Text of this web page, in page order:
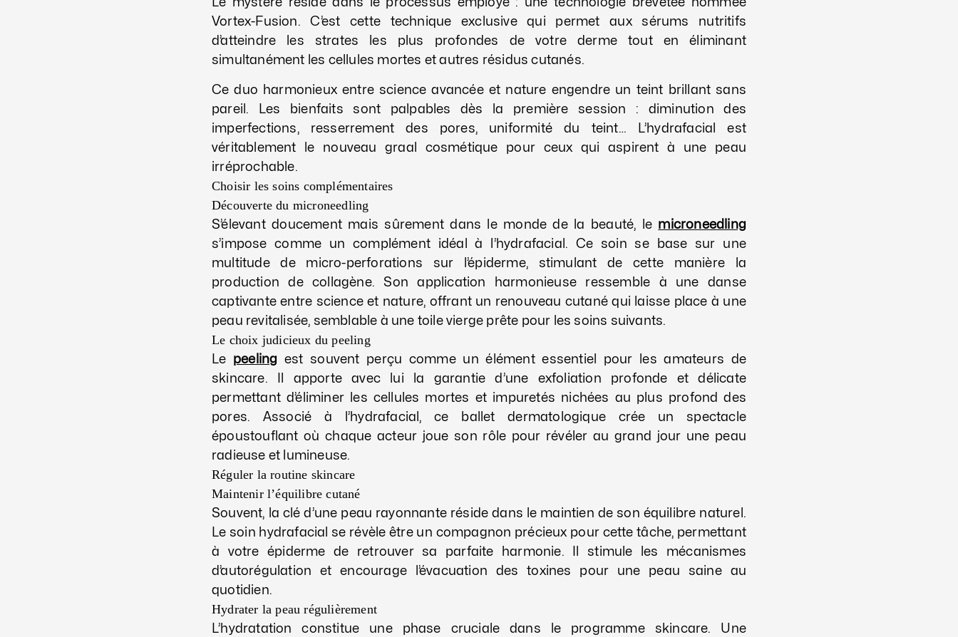
Le mystère réside dans le processus employé : une technologie brevetée nommée
Vortex-Fusion. C’est cette technique exclusive qui permet aux sérums nutritifs
d’atteindre les strates les plus profondes de votre derme tout en éliminant
simultanément les cellules mortes et autres résidus cutanés.
Ce duo harmonieux entre science avancée et nature engendre un teint brillant sans
pareil. Les bienfaits sont palpables dès la première session : diminution des
imperfections, resserrement des pores, uniformité du teint… L’hydrafacial est
véritablement le nouveau graal cosmétique pour ceux qui aspirent à une peau
irréprochable.
Choisir les soins complémentaires
Découverte du microneedling
S’élevant doucement mais sûrement dans le monde de la beauté, le microneedling
s’impose comme un complément idéal à l’hydrafacial. Ce soin se base sur une
multitude de micro-perforations sur l’épiderme, stimulant de cette manière la
production de collagène. Son application harmonieuse ressemble à une danse
captivante entre science et nature, offrant un renouveau cutané qui laisse place à une
peau revitalisée, semblable à une toile vierge prête pour les soins suivants.
Le choix judicieux du peeling
Le peeling est souvent perçu comme un élément essentiel pour les amateurs de
skincare. Il apporte avec lui la garantie d’une exfoliation profonde et délicate
permettant d’éliminer les cellules mortes et impuretés nichées au plus profond des
pores. Associé à l’hydrafacial, ce ballet dermatologique crée un spectacle
époustouflant où chaque acteur joue son rôle pour révéler au grand jour une peau
radieuse et lumineuse.
Réguler la routine skincare
Maintenir l’équilibre cutané
Souvent, la clé d’une peau rayonnante réside dans le maintien de son équilibre naturel.
Le soin hydrafacial se révèle être un compagnon précieux pour cette tâche, permettant
à votre épiderme de retrouver sa parfaite harmonie. Il stimule les mécanismes
d’autorégulation et encourage l’évacuation des toxines pour une peau saine au
quotidien.
Hydrater la peau régulièrement
L’hydratation constitue une phase cruciale dans le programme skincare. Une